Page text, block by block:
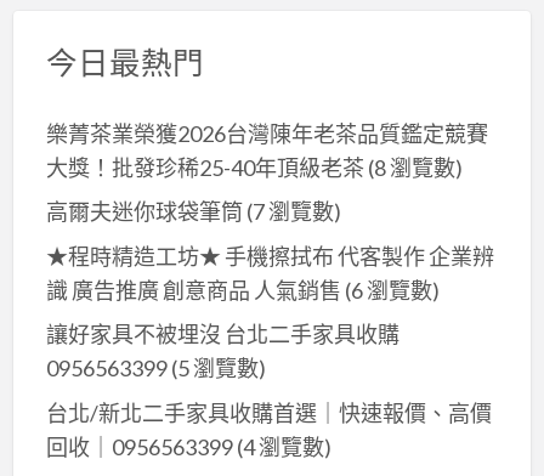
今日最熱門
樂菁茶業榮獲2026台灣陳年老茶品質鑑定競賽
大獎！批發珍稀25-40年頂級老茶 (8 瀏覽數)
高爾夫迷你球袋筆筒(7 瀏覽數)
★程時精造工坊★ 手機擦拭布 代客製作 企業辨
識 廣告推廣 創意商品 人氣銷售 (6 瀏覽數)
讓好家具不被埋沒 台北二手家具收購
0956563399(5 瀏覽數)
台北/新北二手家具收購首選｜快速報價、高價
回收｜0956563399(4 瀏覽數)